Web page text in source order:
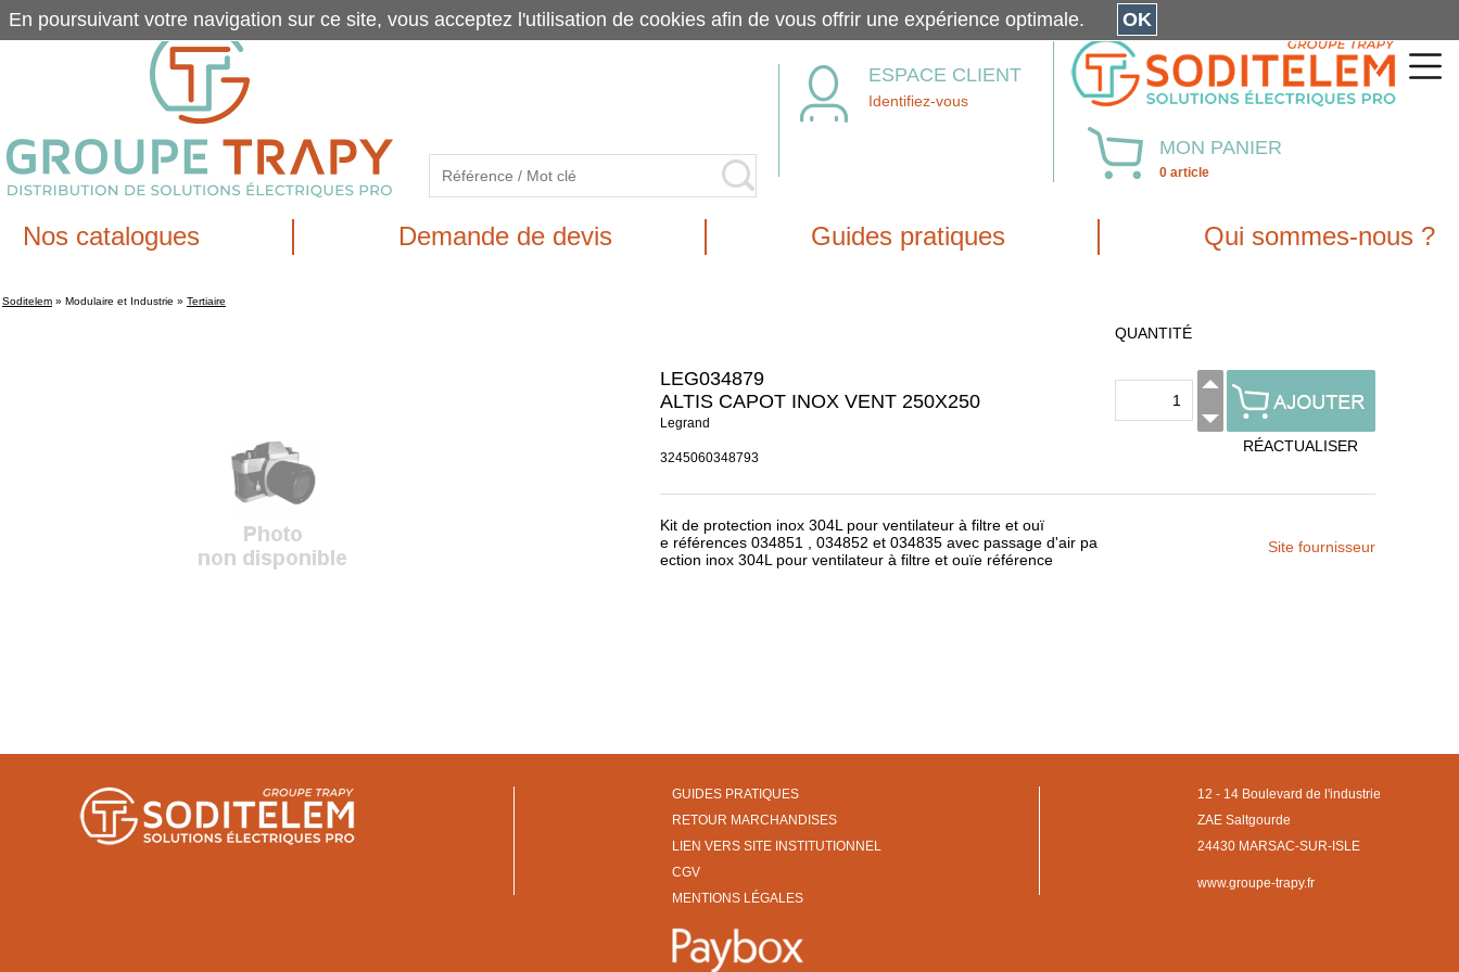
ESPACE CLIENT
Identifiez-vous
MON PANIER
0 article
Nos catalogues Demande de devis Guides pratiques Qui sommes-nous ?
Soditelem » Modulaire et Industrie » Tertiaire
LEG034879
ALTIS CAPOT INOX VENT 250X250
Legrand
3245060348793
QUANTITÉ
RÉACTUALISER
Kit de protection inox 304L pour ventilateur à filtre et ouï
e références 034851 , 034852 et 034835 avec passage d'air pa
ection inox 304L pour ventilateur à filtre et ouïe référence
Site fournisseur
GUIDES PRATIQUES
RETOUR MARCHANDISES
LIEN VERS SITE INSTITUTIONNEL
CGV
MENTIONS LÉGALES
12 - 14 Boulevard de l'industrie
ZAE Saltgourde
24430 MARSAC-SUR-ISLE
www.groupe-trapy.fr
En poursuivant votre navigation sur ce site, vous acceptez l'utilisation de cookies afin de vous offrir une expérience optimale. OK